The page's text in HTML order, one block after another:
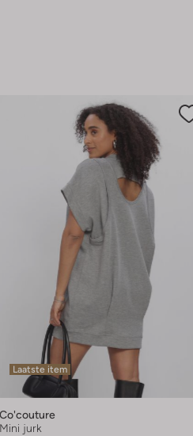
Laatste item
Co'couture
Mini jurk